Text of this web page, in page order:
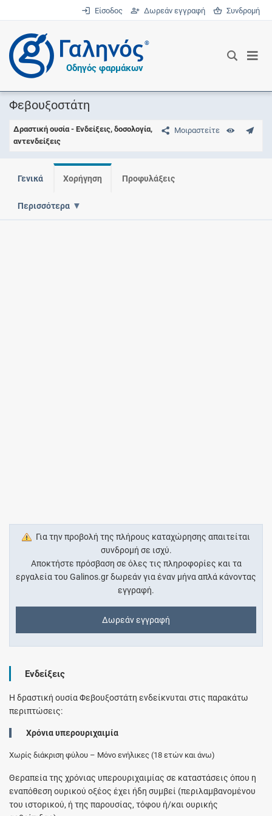
Είσοδος Δωρεάν εγγραφή Συνδρομή
®
Οδηγός φαρμάκων
Φεβουξοστάτη
Μοιραστείτε
Δραστική ουσία - Ενδείξεις, δοσολογία,
αντενδείξεις
Γενικά Χορήγηση Προφυλάξεις
Περισσότερα
Για την προβολή της πλήρους καταχώρησης απαιτείται
συνδρομή σε ισχύ.
Αποκτήστε πρόσβαση σε όλες τις πληροφορίες και τα
εργαλεία του Galinos.gr δωρεάν για έναν μήνα απλά κάνοντας
εγγραφή.
Δωρεάν εγγραφή
Ενδείξεις
Η δραστική ουσία Φεβουξοστάτη ενδείκνυται στις παρακάτω
περιπτώσεις:
Χρόνια υπερουριχαιμία
Χωρίς διάκριση φύλου – Μόνο ενήλικες (18 ετών και άνω)
Θεραπεία της χρόνιας υπερουριχαιμίας σε καταστάσεις όπου η
εναπόθεση ουρικού οξέος έχει ήδη συμβεί (περιλαμβανομένου
του ιστορικού, ή της παρουσίας, τόφου ή/και ουρικής